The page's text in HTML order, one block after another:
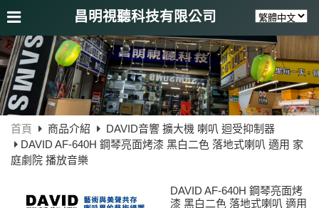
昌明視聽科技有限公司
首頁 商品介紹
DAVID音響 擴大機 喇叭 迴受抑制器
DAVID AF-640H 鋼琴亮面烤漆 黑白二色 落地式喇叭 適用 家
庭劇院 播放音樂
DAVID AF-640H 鋼琴亮面烤
漆 黑白二色 落地式喇叭 適用